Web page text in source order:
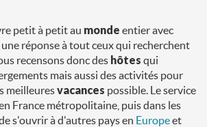
petit à petit au monde entier avec
réponse à tout ceux qui recherchent
recensons donc des hôtes qui
mais aussi des activités pour
meilleuresvacances possible. Le service
France métropolitaine, puis dans les
s'ouvrir à d'autres pays en Europeet